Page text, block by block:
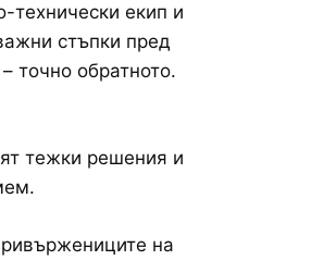
технически екип и
стъпки пред
точно обратното.
тежки решения и
на